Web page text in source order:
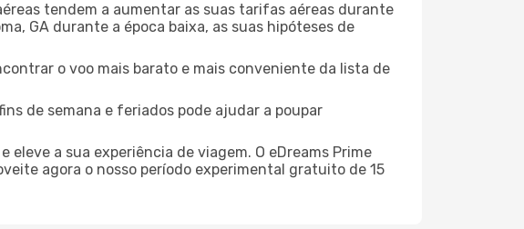
tendem a aumentar as suas tarifas aéreas durante
GA durante a época baixa, as suas hipóteses de
o voo mais barato e mais conveniente da lista de
de semana e feriados pode ajudar a poupar
a sua experiência de viagem. O eDreams Prime
agora o nosso período experimental gratuito de 15